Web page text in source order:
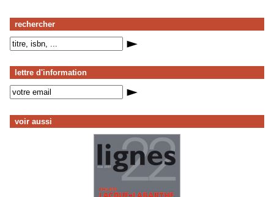
rechercher
lettre d'information
voir aussi